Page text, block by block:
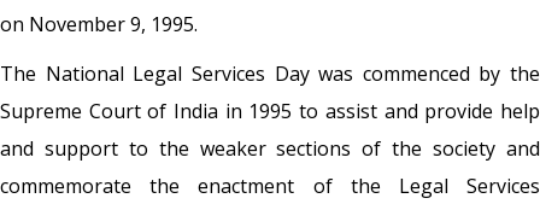
on November 9, 1995.
The National Legal Services Day was commenced by the
Supreme Court of India in 1995 to assist and provide help
and support to the weaker sections of the society and
commemorate the enactment of the Legal Services